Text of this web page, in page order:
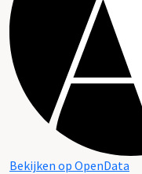
Bekijken op OpenData